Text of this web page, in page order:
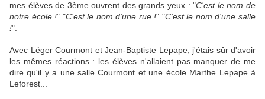
mes élèves de 3ème ouvrent des grands yeux : "C'est le nom de
notre école !" "C'est le nom d'une rue !" "C'est le nom d'une salle
!".
Avec Léger Courmont et Jean-Baptiste Lepape, j'étais sûr d'avoir
les mêmes réactions : les élèves n'allaient pas manquer de me
dire qu'il y a une salle Courmont et une école Marthe Lepape à
Leforest...